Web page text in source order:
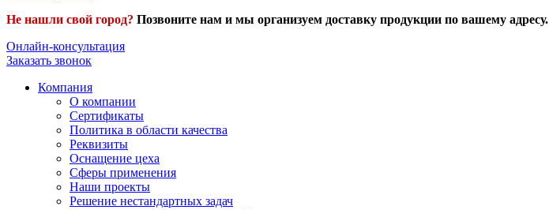
Не нашли свой город? Позвоните нам и мы организуем доставку продукции по вашему адресу.
Онлайн-консультация
Заказать звонок
Компания
О компании
Сертификаты
Политика в области качества
Реквизиты
Оснащение цеха
Сферы применения
Наши проекты
Решение нестандартных задач